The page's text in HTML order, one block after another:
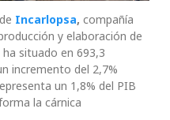
Incarlopsa, compañía
y elaboración de
situado en 693,3
incremento del 2,7%
un 1,8% del PIB
la cárnica